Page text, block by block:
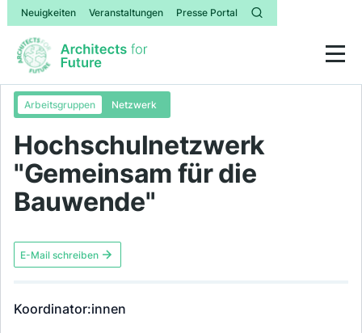
Neuigkeiten Veranstaltungen Presse Portal
Arbeitsgruppen Netzwerk
Hochschulnetzwerk
"Gemeinsam für die
Bauwende"
E-Mail schreiben
Koordinator:innen